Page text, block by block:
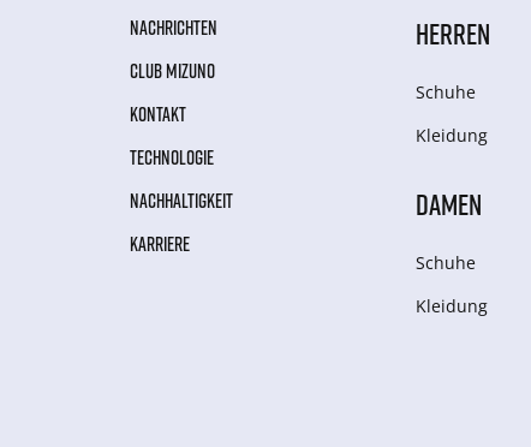
NACHRICHTEN
CLUB MIZUNO
KONTAKT
TECHNOLOGIE
NACHHALTIGKEIT
KARRIERE
HERREN
Schuhe
Kleidung
DAMEN
Schuhe
Kleidung